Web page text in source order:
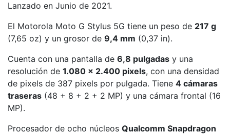
Lanzado en Junio de 2021.
El Motorola Moto G Stylus 5G tiene un peso de 217 g
(7,65 oz) y un grosor de 9,4 mm (0,37 in).
Cuenta con una pantalla de 6,8 pulgadas y una
resolución de 1.080 x 2.400 pixels, con una densidad
de pixels de 387 pixels por pulgada. Tiene 4 cámaras
traseras (48 + 8 + 2 + 2 MP) y una cámara frontal (16
MP).
Procesador de ocho núcleos Qualcomm Snapdragon